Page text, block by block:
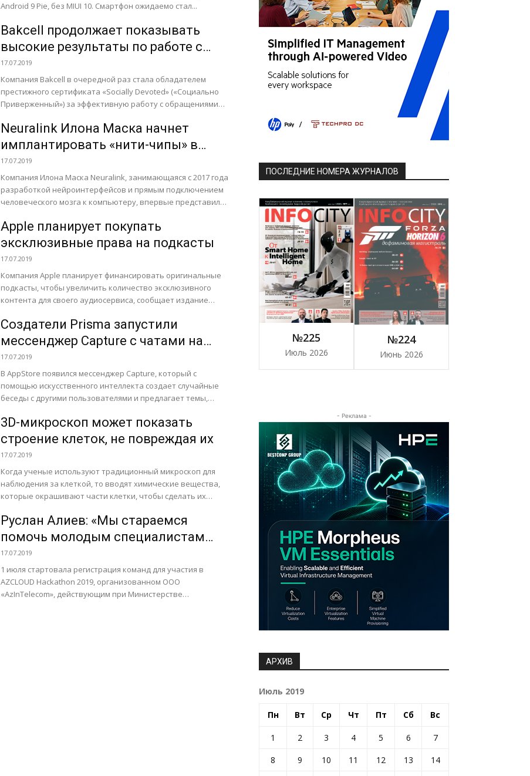
Android 9 Pie, без MIUI 10. Смартфон ожидаемо стал...
Bakcell продолжает показывать
высокие результаты по работе с
клиентами в социальных сетях
17.07.2019
Компания Bakcell в очередной раз стала обладателем
престижного сертификата «Socially Devoted» («Социально
Приверженный») за эффективную работу c обращениями
международная...
Neuralink Илона Маска начнет
имплантировать «нити-чипы» в
мозг человека в 2020 году
17.07.2019
Компания Илона Маска Neuralink, занимающаяся с 2017 года
разработкой нейроинтерфейсов и прямым подключением
человеческого мозга к компьютеру, впервые представила
Apple планирует покупать
эксклюзивные права на подкасты
17.07.2019
Компания Apple планирует финансировать оригинальные
подкасты, чтобы увеличить количество эксклюзивного
контента для своего аудиосервиса, сообщает издание
компании в данную...
Создатели Prisma запустили
мессенджер Capture с чатами на
основе изображения с камеры
17.07.2019
В AppStore появился мессенджер Capture, который с
помощью искусственного интеллекта создает случайные
беседы с другими пользователями и предлагает темы,
3D-микроскоп может показать
строение клеток, не повреждая их
17.07.2019
Когда ученые используют традиционный микроскоп для
наблюдения за клеткой, то вводят химические вещества,
которые окрашивают части клетки, чтобы сделать их
Руслан Алиев: «Мы стараемся
помочь молодым специалистам
самореализоваться»
17.07.2019
1 июля стартовала регистрация команд для участия в
AZCLOUD Hackathon 2019, организованном ООО
«AzInTelecom», действующим при Министерстве
ПОСЛЕДНИЕ НОМЕРА ЖУРНАЛОВ
№225
Июль 2026
№224
Июнь 2026
- Реклама -
АРХИВ
Июль 2019
Пн Вт Ср Чт Пт Сб Вс
1 2 3 4 5 6
7
8
9 10 11 12 13 14